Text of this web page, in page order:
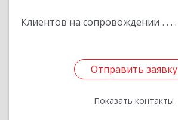
Клиентов на сопровождении
Отправить заявку
Показать контакты
Отправить заявку
Назад